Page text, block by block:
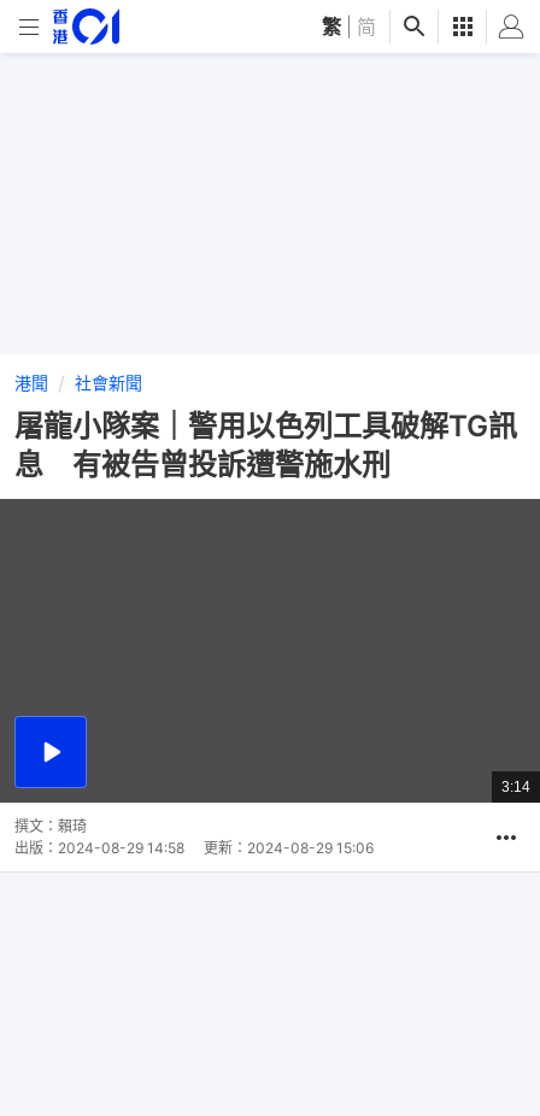
繁 简
港聞 社會新聞
屠龍小隊案｜警用以色列工具破解TG訊
息 有被告曾投訴遭警施水刑
播
總
共
3:14
撰文： 賴琦
出版： 2024-08-29 14:58 更新： 2024-08-29 15:06